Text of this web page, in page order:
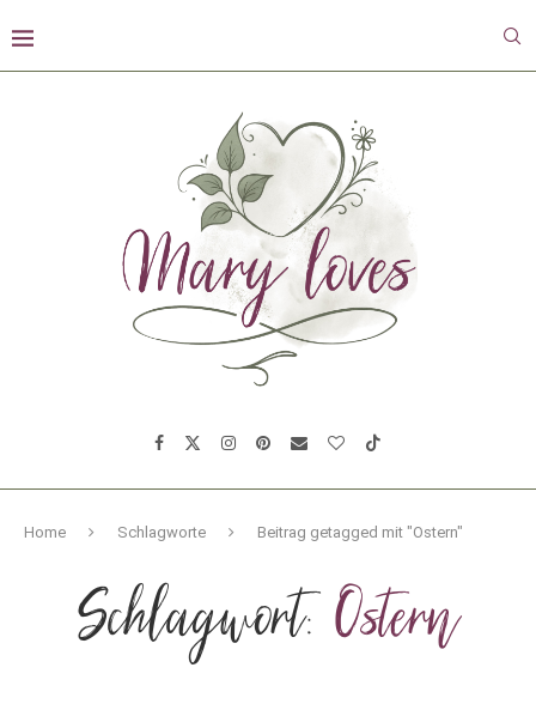
Home Schlagworte Beitrag getagged mit "Ostern"
Schlagwort:Ostern